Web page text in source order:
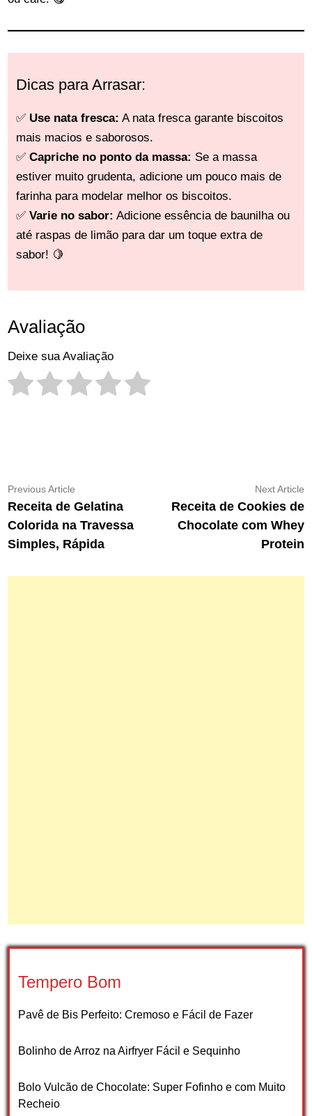
Dicas para Arrasar:
✅ Use nata fresca: A nata fresca garante biscoitos
mais macios e saborosos.
✅Capriche no ponto da massa: Se a massa
estiver muito grudenta, adicione um pouco mais de
farinha para modelar melhor os biscoitos.
✅Varie no sabor: Adicione essência de baunilha ou
até raspas de limão para dar um toque extra de
sabor! 🍋
Avaliação
Deixe sua Avaliação
Navegação
de
Post
Previous Article
article:
Receita de Gelatina
Colorida na Travessa
Simples, Rápida
Next Article
Receita de Cookies de
Chocolate com Whey
Protein
Tempero Bom
Pavê de Bis Perfeito: Cremoso e Fácil de Fazer
Bolinho de Arroz na Airfryer Fácil e Sequinho
Bolo Vulcão de Chocolate: Super Fofinho e com Muito
Recheio